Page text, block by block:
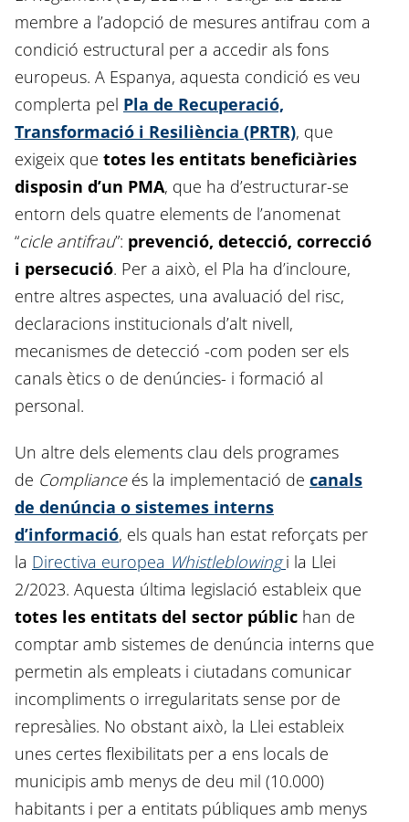
membre a l’adopció de mesures antifrau com a
condició estructural per a accedir als fons
europeus. A Espanya, aquesta condició es veu
complerta pel Pla de Recuperació,
Transformació i Resiliència (PRTR), que
exigeix que totes les entitats beneficiàries
disposin d’un PMA, que ha d’estructurar-se
entorn dels quatre elements de l’anomenat
“cicle antifrau”: prevenció, detecció, correcció
i persecució. Per a això, el Pla ha d’incloure,
entre altres aspectes, una avaluació del risc,
declaracions institucionals d’alt nivell,
mecanismes de detecció -com poden ser els
canals ètics o de denúncies- i formació al
personal.
Un altre dels elements clau dels programes
de Complianceés la implementació de canals
de denúncia o sistemes interns
d’informació, els quals han estat reforçats per
la Directiva europea Whistleblowing i la Llei
2/2023. Aquesta última legislació estableix que
totes les entitats del sector públic han de
comptar amb sistemes de denúncia interns que
permetin als empleats i ciutadans comunicar
incompliments o irregularitats sense por de
represàlies. No obstant això, la Llei estableix
unes certes flexibilitats per a ens locals de
municipis amb menys de deu mil (10.000)
habitants i per a entitats públiques amb menys